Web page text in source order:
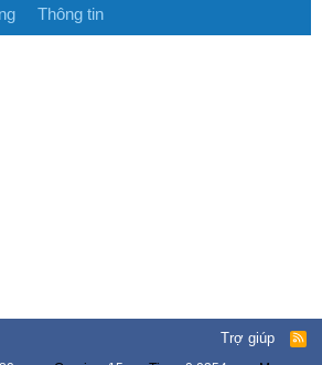
Thông tin
Trợ giúp
R